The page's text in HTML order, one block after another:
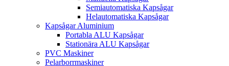
Semiautomatiska Kapsågar
Helautomatiska Kapsågar
Kapsågar Aluminium
Portabla ALU Kapsågar
Stationära ALU Kapsågar
PVC Maskiner
Pelarborrmaskiner